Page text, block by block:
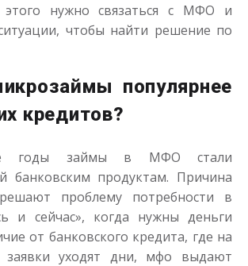
этого нужно связаться с МФО и
чтобы найти решение по
популярнее
кредитов?
годы займы в МФО стали
банковским продуктам. Причина
проблему потребности в
и сейчас», когда нужны деньги
от банковского кредита, где на
заявки уходят дни, мфо выдают